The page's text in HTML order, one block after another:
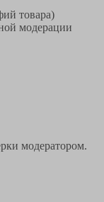
товара)
модерации
модератором.